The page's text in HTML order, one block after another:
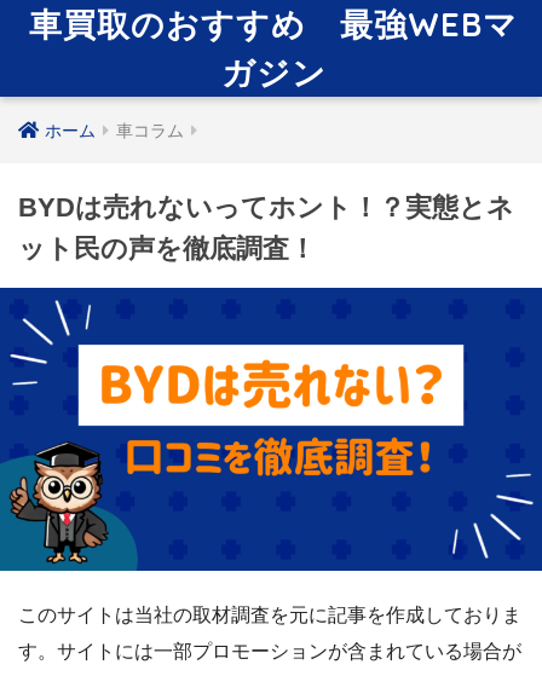
車買取のおすすめ 最強WEBマ
ガジン
ホーム 車コラム
BYDは売れないってホント！？実態とネ
ット民の声を徹底調査！
このサイトは当社の取材調査を元に記事を作成しておりま
す。サイトには一部プロモーションが含まれている場合が